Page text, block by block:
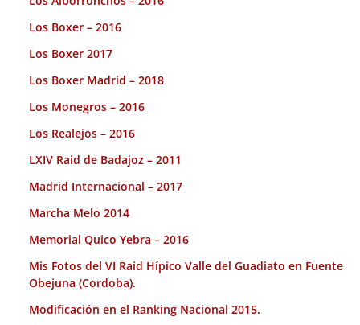
Los Boxer – 2016
Los Boxer 2017
Los Boxer Madrid – 2018
Los Monegros – 2016
Los Realejos – 2016
LXIV Raid de Badajoz – 2011
Madrid Internacional – 2017
Marcha Melo 2014
Memorial Quico Yebra – 2016
Mis Fotos del VI Raid Hípico Valle del Guadiato en Fuente
Obejuna (Cordoba).
Modificación en el Ranking Nacional 2015.